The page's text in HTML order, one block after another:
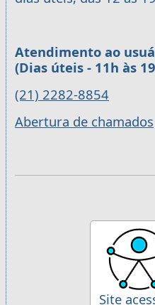
Atendimento ao
(Dias úteis - 11h às
(21) 2282-8854
Abertura de chamados
Site